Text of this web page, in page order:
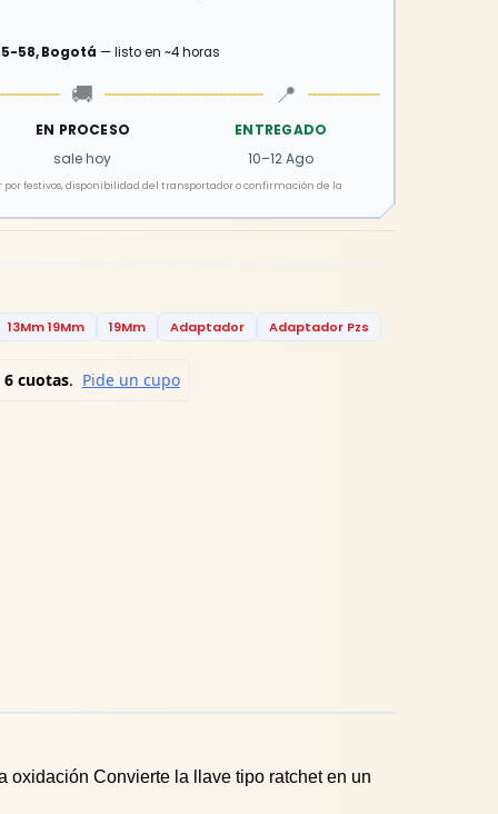
13Mm 19Mm 19Mm Adaptador Adaptador Pzs
58, Bogotá — listo en ~4 horas
🚚
EN PROCESO
sale hoy
📍
ENTREGADO
10–12 Ago
festivos, disponibilidad del transportador o confirmación de la
oxidación Convierte la llave tipo ratchet en un